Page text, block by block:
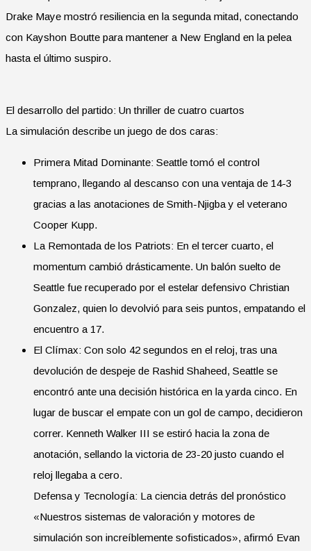
Drake Maye mostró resiliencia en la segunda mitad, conectando
con Kayshon Boutte para mantener a New England en la pelea
hasta el último suspiro.
El desarrollo del partido: Un thriller de cuatro cuartos
La simulación describe un juego de dos caras:
Primera Mitad Dominante: Seattle tomó el control
temprano, llegando al descanso con una ventaja de 14-3
gracias a las anotaciones de Smith-Njigba y el veterano
Cooper Kupp.
La Remontada de los Patriots: En el tercer cuarto, el
momentum cambió drásticamente. Un balón suelto de
Seattle fue recuperado por el estelar defensivo Christian
Gonzalez, quien lo devolvió para seis puntos, empatando el
encuentro a 17.
El Clímax: Con solo 42 segundos en el reloj, tras una
devolución de despeje de Rashid Shaheed, Seattle se
encontró ante una decisión histórica en la yarda cinco. En
lugar de buscar el empate con un gol de campo, decidieron
correr. Kenneth Walker III se estiró hacia la zona de
anotación, sellando la victoria de 23-20 justo cuando el
reloj llegaba a cero.
Defensa y Tecnología: La ciencia detrás del pronóstico
«Nuestros sistemas de valoración y motores de
simulación son increíblemente sofisticados», afirmó Evan